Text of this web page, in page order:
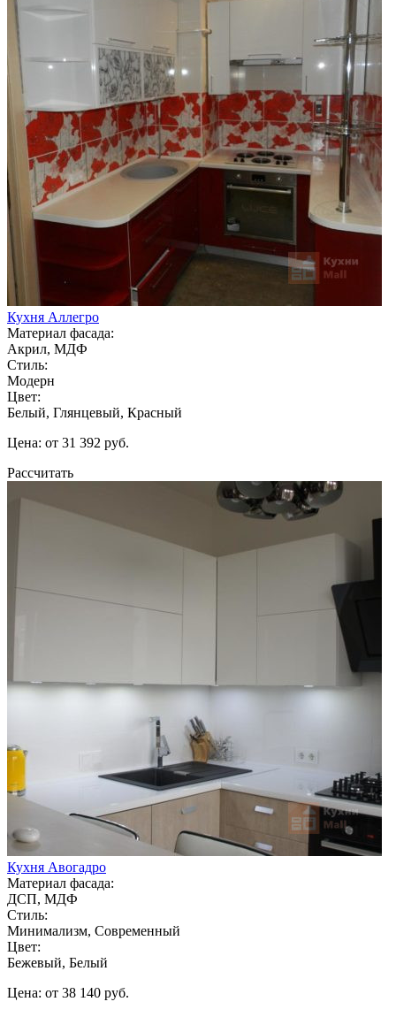
Кухня Аллегро
Материал фасада:
Акрил, МДФ
Стиль:
Модерн
Цвет:
Белый, Глянцевый, Красный
Цена: от 31 392 руб.
Рассчитать
Кухня Авогадро
Материал фасада:
ДСП, МДФ
Стиль:
Минимализм, Современный
Цвет:
Бежевый, Белый
Цена: от 38 140 руб.